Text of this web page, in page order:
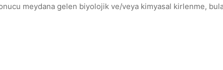
meydana gelen biyolojik ve/veya kimyasal kirlenme,